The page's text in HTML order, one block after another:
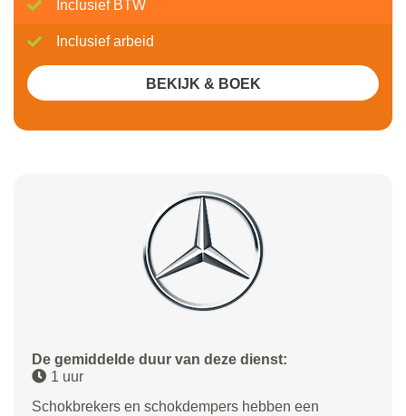
De gemiddelde duur van deze dienst:
1 uur
Schokbrekers en schokdempers hebben een
Inclusief BTW
Inclusief arbeid
BEKIJK & BOEK